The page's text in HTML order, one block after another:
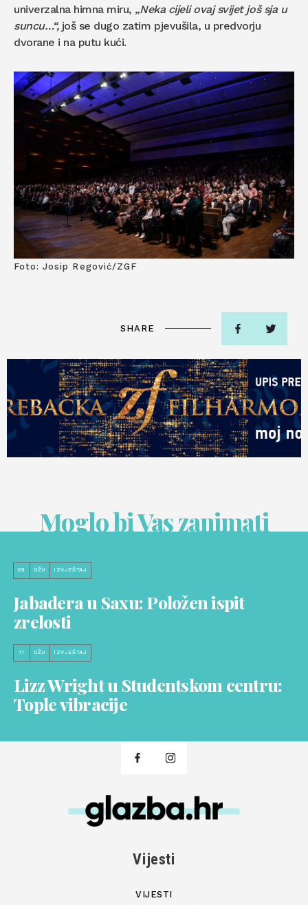
univerzalna himna miru, „Neka cijeli ovaj svijet još sja u
suncu…“,još se dugo zatim pjevušila, u predvorju
dvorane i na putu kući.
Foto: Josip Regović/ZGF
SHARE
Moglo bi Vas zanimati
08 OŽU IZVJEŠTAJ
Jabadera u Saxu: Položen ispit
zrelosti
11 OŽU IZVJEŠTAJ
Lizz Wright u Studentskom centru:
Tople vibracije
Vijesti
VIJESTI